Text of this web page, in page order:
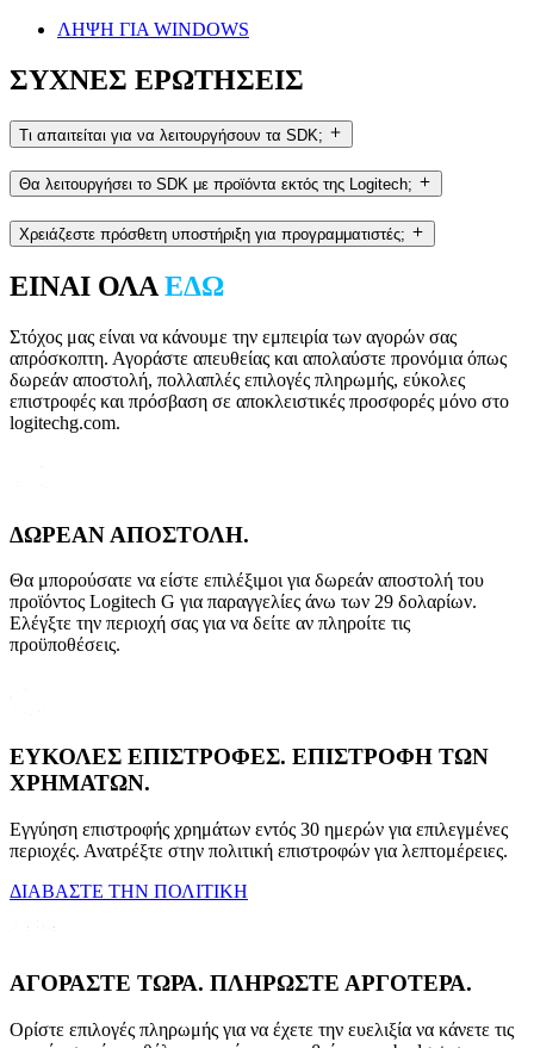
ΛΗΨΗ ΓΙΑ WINDOWS
ΣΥΧΝΕΣ ΕΡΩΤΗΣΕΙΣ
Τι απαιτείται για να λειτουργήσουν τα SDK;
Θα λειτουργήσει το SDK με προϊόντα εκτός της Logitech;
Χρειάζεστε πρόσθετη υποστήριξη για προγραμματιστές;
ΕΙΝΑΙ ΟΛΑ ΕΔΩ
Στόχος μας είναι να κάνουμε την εμπειρία των αγορών σας
απρόσκοπτη. Αγοράστε απευθείας και απολαύστε προνόμια όπως
δωρεάν αποστολή, πολλαπλές επιλογές πληρωμής, εύκολες
επιστροφές και πρόσβαση σε αποκλειστικές προσφορές μόνο στο
logitechg.com.
ΔΩΡΕΑΝ ΑΠΟΣΤΟΛΗ.
Θα μπορούσατε να είστε επιλέξιμοι για δωρεάν αποστολή του
προϊόντος Logitech G για παραγγελίες άνω των 29 δολαρίων.
Ελέγξτε την περιοχή σας για να δείτε αν πληροίτε τις
προϋποθέσεις.
ΕΥΚΟΛΕΣ ΕΠΙΣΤΡΟΦΕΣ. ΕΠΙΣΤΡΟΦΗ ΤΩΝ
ΧΡΗΜΑΤΩΝ.
Εγγύηση επιστροφής χρημάτων εντός 30 ημερών για επιλεγμένες
περιοχές. Ανατρέξτε στην πολιτική επιστροφών για λεπτομέρειες.
ΔΙΑΒΑΣΤΕ ΤΗΝ ΠΟΛΙΤΙΚΗ
ΑΓΟΡΑΣΤΕ ΤΩΡΑ. ΠΛΗΡΩΣΤΕ ΑΡΓΟΤΕΡΑ.
Ορίστε επιλογές πληρωμής για να έχετε την ευελιξία να κάνετε τις